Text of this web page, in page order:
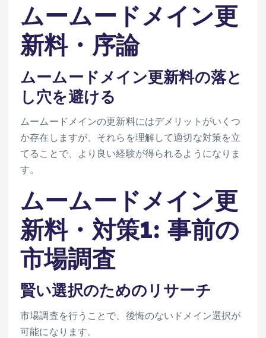
ムームードメイン更
新料・序論
ムームードメイン更新料の落と
し穴を避ける
ムームードメインの更新料にはデメリットがいくつ
か存在しますが、それらを理解して適切な対策を立
てることで、より良い経験が得られるようになりま
す。
ムームードメイン更
新料・対策1: 事前の
市場調査
賢い選択のためのリサーチ
市場調査を行うことで、後悔のないドメイン選択が
可能になります。